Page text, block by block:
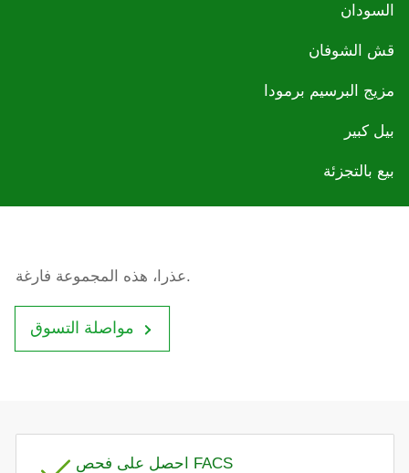
السودان
قش الشوفان
مزيج البرسيم برمودا
بيل كبير
بيع بالتجزئة
عذرا، هذه المجموعة فارغة.
مواصلة التسوق
احصل على فحص FACS